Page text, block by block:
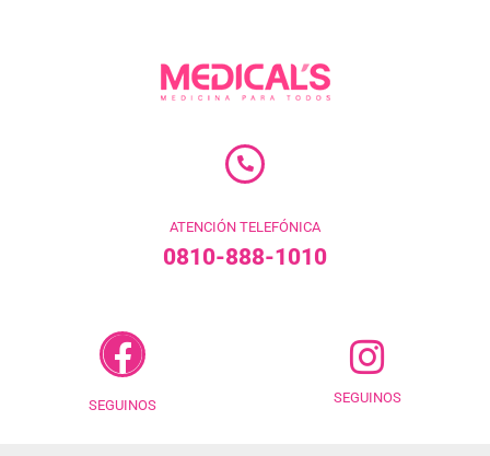
ATENCIÓN TELEFÓNICA
0810-888-1010
SEGUINOS SEGUINOS